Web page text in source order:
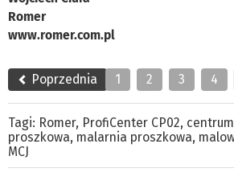
Romer
www.romer.com.pl
Poprzednia 1 2 3 4
Tagi: Romer, ProfiCenter CP02,
proszkowa, malarnia proszkowa,
MCJ